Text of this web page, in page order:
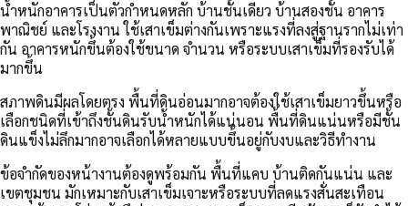
น้ำหนักอาคารเป็นตัวกำหนดหลัก บ้านชั้นเดียว บ้านสองชั้น อาคาร
พาณิชย์ และโรงงาน ใช้เสาเข็มต่างกันเพราะแรงที่ลงสู่ฐานรากไม่เท่า
กัน อาคารหนักขึ้นต้องใช้ขนาด จำนวน หรือระบบเสาเข็มที่รองรับได้
มากขึ้น
สภาพดินมีผลโดยตรง พื้นที่ดินอ่อนมากอาจต้องใช้เสาเข็มยาวขึ้นหรือ
เลือกชนิดที่เข้าถึงชั้นดินรับน้ำหนักได้แน่นอน พื้นที่ดินแน่นหรือมีชั้น
ดินแข็งไม่ลึกมากอาจเลือกได้หลายแบบขึ้นอยู่กับงบและวิธีทำงาน
ข้อจำกัดของหน้างานต้องดูพร้อมกัน พื้นที่แคบ บ้านติดกันแน่น และ
เขตชุมชน มักเหมาะกับเสาเข็มเจาะหรือระบบที่ลดแรงสั่นสะเทือน